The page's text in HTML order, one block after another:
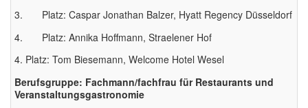
3. Platz: Caspar Jonathan Balzer, Hyatt Regency Düsseldorf
4. Platz: Annika Hoffmann, Straelener Hof
4. Platz: Tom Biesemann, Welcome Hotel Wesel
Berufsgruppe: Fachmann/fachfrau für Restaurants und
Veranstaltungsgastronomie